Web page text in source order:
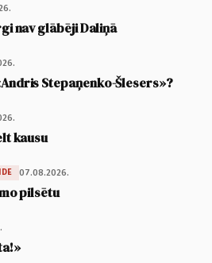
nav glābēji Daliņā
Stepaņenko-Šlesers»?
kausu
07.08.2026.
pilsētu